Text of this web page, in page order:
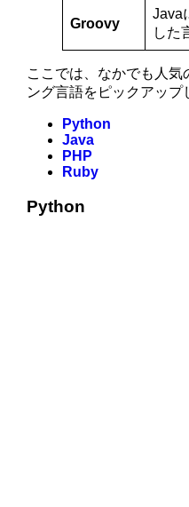
Groovy
Java
した
ここでは、なかでも人気
ング言語をピックアップ
Python
Java
PHP
Ruby
Python